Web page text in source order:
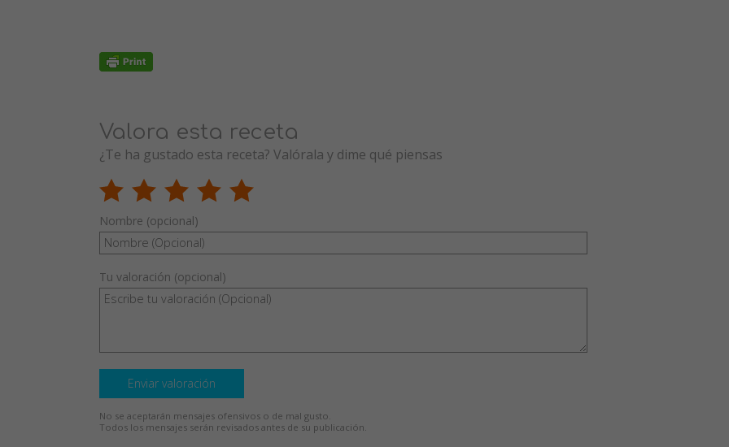
Valora esta receta
¿Te ha gustado esta receta? Valórala y dime qué piensas
Nombre (opcional)
Tu valoración (opcional)
Enviar valoración
No se aceptarán mensajes ofensivos o de mal gusto.
Todos los mensajes serán revisados antes de su publicación.